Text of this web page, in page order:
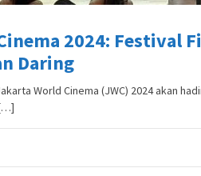
2024: Festival
Daring
World Cinema (JWC) 2024 akan